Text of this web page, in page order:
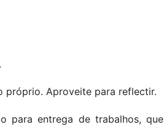
próprio. Aproveite para reflectir.
para entrega de trabalhos, que